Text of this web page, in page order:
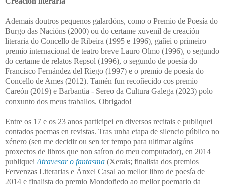
Ademais doutros pequenos galardóns, como o Premio de Poesía do
Burgo das Nacións (2000) ou do certame xuvenil de creación
literaria do Concello de Ribeira (1995 e 1996), gañei o primeiro
premio internacional de teatro breve Lauro Olmo (1996), o segundo
do certame de relatos Repsol (1996), o segundo de poesía do
Francisco Fernández del Riego (1997) e o premio de poesía do
Concello de Ames (2012). Tamén fun recoñecido cos premio
Careón (2019) e Barbantia - Sereo da Cultura Galega (2023) polo
conxunto dos meus traballos. Obrigado!
Entre os 17 e os 23 anos participei en diversos recitais e publiquei
contados poemas en revistas. Tras unha etapa de silencio público no
xénero (sen me decidir ou sen ter tempo para ultimar algúns
proxectos de libros que non saíron do meu computador), en 2014
publiquei Atravesar o fantasma (Xerais; finalista dos premios
Fervenzas Literarias e Ánxel Casal ao mellor libro de poesía de
2014 e finalista do premio Mondoñedo ao mellor poemario da